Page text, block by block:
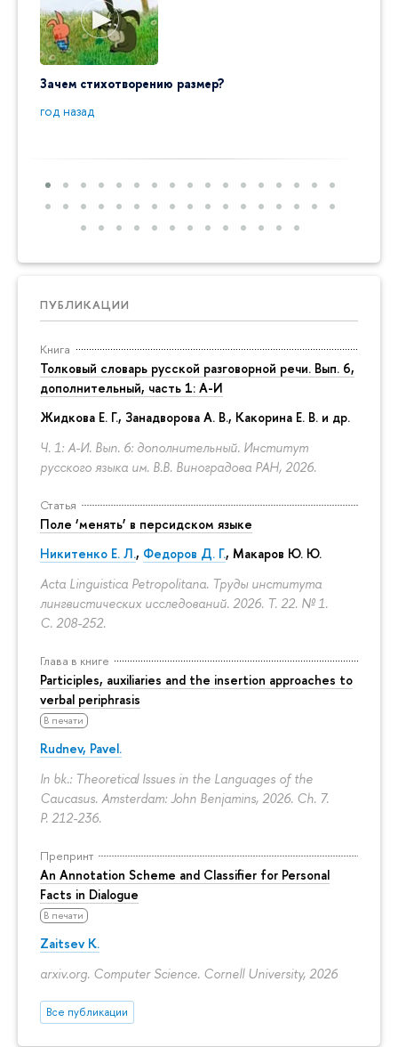
Зачем стихотворению размер?
год назад
ПУБЛИКАЦИИ
Книга
Толковый словарь русской разговорной речи. Вып. 6,
дополнительный, часть 1: А-И
Жидкова Е. Г., Занадворова А. В., Какорина Е. В. и др.
Ч. 1: А-И. Вып. 6: дополнительный. Институт
русского языка им. В.В. Виноградова РАН, 2026.
Статья
Поле ‘менять’ в персидском языке
Никитенко Е. Л., Федоров Д. Г., Макаров Ю. Ю.
Acta Linguistica Petropolitana. Труды института
лингвистических исследований. 2026. Т. 22. № 1.
С. 208-252.
Глава в книге
Participles, auxiliaries and the insertion approaches to
verbal periphrasis
В печати
Rudnev, Pavel.
In bk.: Theoretical Issues in the Languages of the
Caucasus. Amsterdam: John Benjamins, 2026. Ch. 7.
P. 212-236.
Препринт
An Annotation Scheme and Classifier for Personal
Facts in Dialogue
В печати
Zaitsev K.
arxiv.org. Computer Science. Cornell University, 2026
Все публикации